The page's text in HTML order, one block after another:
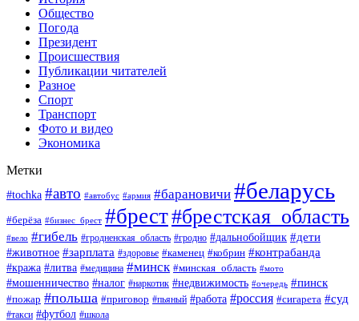
Общество
Погода
Президент
Происшествия
Публикации читателей
Разное
Спорт
Транспорт
Фото и видео
Экономика
Метки
#tochka #авто #автобус #армия #барановичи #беларусь
#берёза #бизнес_брест #брест#брестская_область
#вело #гибель #гродненская_область #гродно #дальнобойщик #дети
#животное #зарплата #здоровье #каменец #кобрин #контрабанда
#кража #литва #медицина #минск #минская_область #мото
#мошенничество #налог #наркотик #недвижимость #очередь #пинск
#пожар #польша #приговор #пьяный #работа #россия #сигарета #суд
#такси #футбол #школа